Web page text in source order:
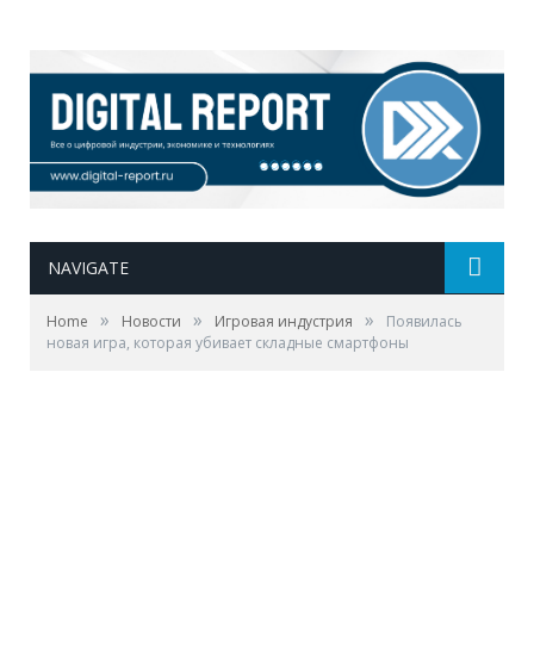
NAVIGATE
Home » Новости » Игровая индустрия »
Появилась
новая игра, которая убивает складные смартфоны